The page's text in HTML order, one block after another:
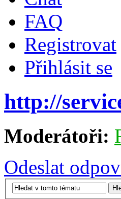
FAQ
Registrovat
Přihlásit se
http://
Moderátoři:
Odeslat